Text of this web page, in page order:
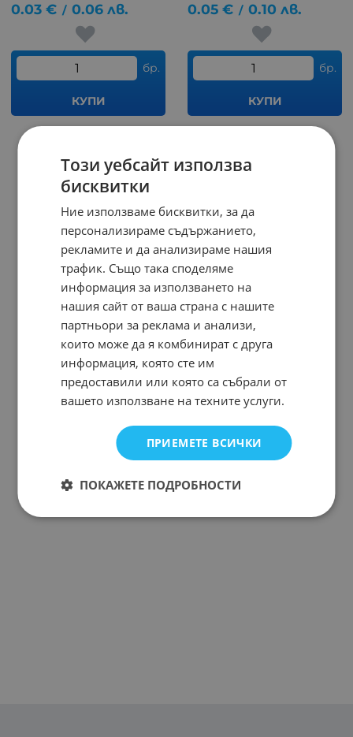
0.03 € / 0.06 лв.
бр.
КУПИ
0.05 € / 0.10 лв.
бр.
КУПИ
Този уебсайт използва
бисквитки
Ние използваме бисквитки, за да
персонализираме съдържанието,
рекламите и да анализираме нашия
трафик. Също така споделяме
информация за използването на
нашия сайт от ваша страна с нашите
партньори за реклама и анализи,
които може да я комбинират с друга
информация, която сте им
предоставили или която са събрали от
вашето използване на техните услуги.
ПРИЕМЕТЕ ВСИЧКИ
ПОКАЖЕТЕ ПОДРОБНОСТИ